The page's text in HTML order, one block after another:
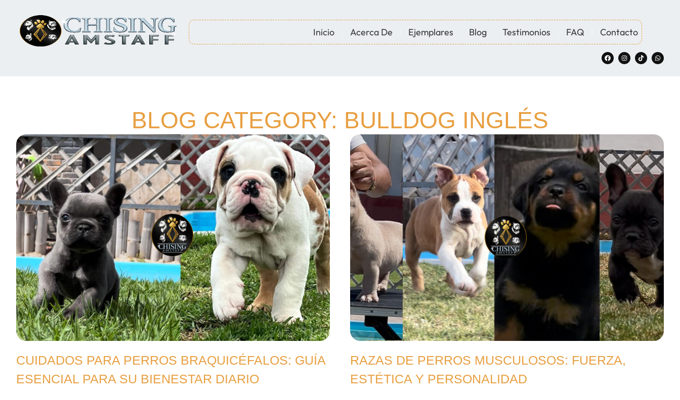
Inicio Acerca De Ejemplares Blog Testimonios FAQ Contacto
BLOG CATEGORY: BULLDOG INGLÉS
CUIDADOS PARA PERROS BRAQUICÉFALOS: GUÍA
ESENCIAL PARA SU BIENESTAR DIARIO
RAZAS DE PERROS MUSCULOSOS: FUERZA,
ESTÉTICA Y PERSONALIDAD